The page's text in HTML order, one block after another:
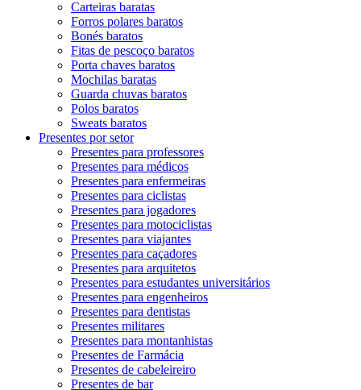
Carteiras baratas
Forros polares baratos
Bonés baratos
Fitas de pescoço baratos
Porta chaves baratos
Mochilas baratas
Guarda chuvas baratos
Polos baratos
Sweats baratos
Presentes por setor
Presentes para professores
Presentes para médicos
Presentes para enfermeiras
Presentes para ciclistas
Presentes para jogadores
Presentes para motociclistas
Presentes para viajantes
Presentes para caçadores
Presentes para arquitetos
Presentes para estudantes universitários
Presentes para engenheiros
Presentes para dentistas
Presentes militares
Presentes para montanhistas
Presentes de Farmácia
Presentes de cabeleireiro
Presentes de bar